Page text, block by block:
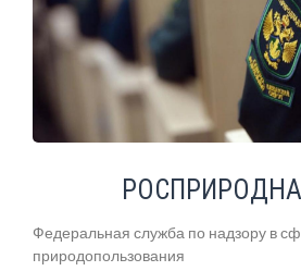
Федеральная служба по надзору в
природопользования